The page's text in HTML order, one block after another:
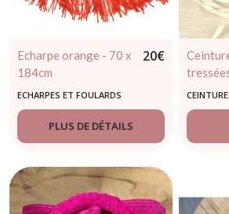
Echarpe orange - 70 x
184cm
20€
ECHARPES ET FOULARDS
PLUS DE DÉTAILS